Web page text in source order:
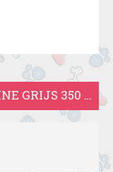
NOBBY - EETBAK MR. MELAMINE GRIJS 350 ML